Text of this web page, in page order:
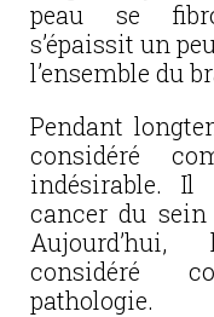
peau se
s’épaissit un
l’ensemble du
Pendant
considéré
indésirable. Il
cancer du
considéré
pathologie.